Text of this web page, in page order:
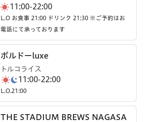
11:00-22:00
L.O お食事 21:00 ドリンク 21:30 ※ご予約はお
電話にて承っております
ボルドーluxe
トルコライス
11:00-22:00
L.O.21:00
THE STADIUM BREWS NAGASA